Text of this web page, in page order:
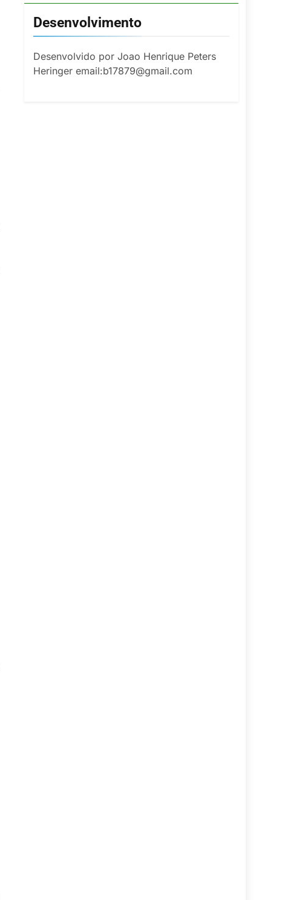
Desenvolvimento
Desenvolvido por Joao Henrique Peters
Heringer email:b17879@gmail.com